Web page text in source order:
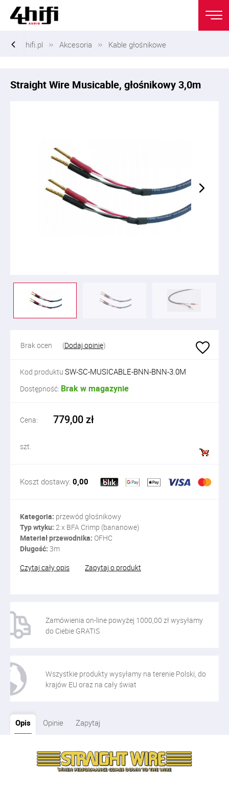
hifi.pl Akcesoria Kable głośnikowe
Straight Wire Musicable, głośnikowy 3,0m
Brak ocen (Dodaj opinię)
Kod produktu SW-SC-MUSICABLE-BNN-BNN-3.0M
Dostępność: Brak w magazynie
Cena: 779,00 zł
szt.
Koszt dostawy: 0,00
Kategoria: przewód głośnikowy
Typ wtyku: 2 x BFA Crimp (bananowe)
Materiał przewodnika: OFHC
Długość: 3m
Czytaj cały opis
Zapytaj o produkt
Zamówienia on-line powyżej 1000,00 zł wysyłamy
do Ciebie GRATIS
Wszystkie produkty wysyłamy na terenie Polski, do
krajów EU oraz na cały świat
Opis Opinie Zapytaj